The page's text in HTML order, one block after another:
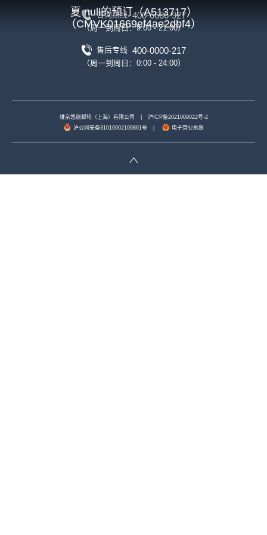
夏 null的预订（A513717）
（CMVK01669ef4ae2dbf4）
咨询热线 400-6666-927
（周一到周日：9:00 - 21:00）
售后专线 400-0000-217
（周一到周日：0:00 - 24:00）
维京悠旅邮轮（上海）有限公司
沪ICP备2021009022号-2
沪公网安备31010902100861号
电子营业执照